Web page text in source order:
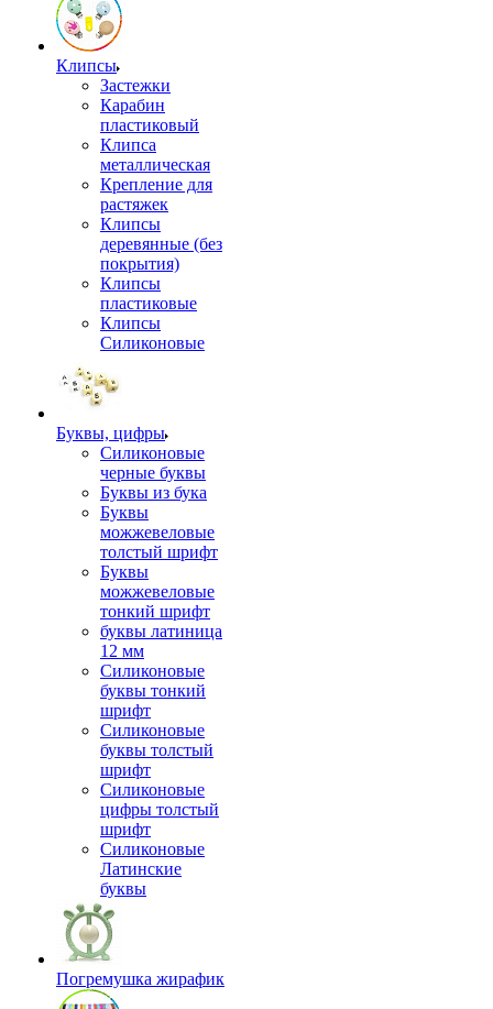
Клипсы
Застежки
Карабин
пластиковый
Клипса
металлическая
Крепление для
растяжек
Клипсы
деревянные (без
покрытия)
Клипсы
пластиковые
Клипсы
Силиконовые
Буквы, цифры
Силиконовые
черные буквы
Буквы из бука
Буквы
можжевеловые
толстый шрифт
Буквы
можжевеловые
тонкий шрифт
буквы латиница
12 мм
Силиконовые
буквы тонкий
шрифт
Силиконовые
буквы толстый
шрифт
Силиконовые
цифры толстый
шрифт
Силиконовые
Латинские
буквы
Погремушка жирафик